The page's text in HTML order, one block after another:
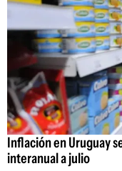
Inflación en Uruguay
interanual a julio